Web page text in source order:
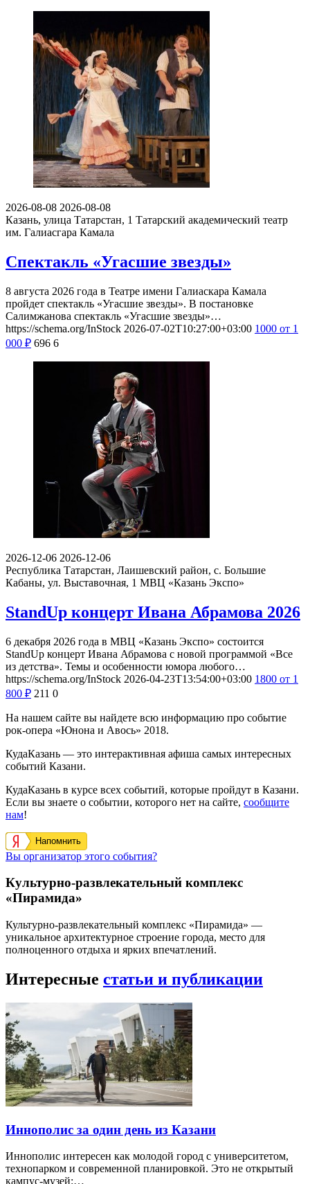
2026-08-08 2026-08-08
Казань, улица Татарстан, 1 Татарский академический театр
им. Галиасгара Камала
Спектакль «Угасшие звезды»
8 августа 2026 года в Театре имени Галиаскара Камала
пройдет спектакль «Угасшие звезды». В постановке
Салимжанова спектакль «Угасшие звезды»…
https://schema.org/InStock 2026-07-02T10:27:00+03:00 1000 от 1
000 ₽ 696 6
2026-12-06 2026-12-06
Республика Татарстан, Лаишевский район, с. Большие
Кабаны, ул. Выставочная, 1 МВЦ «Казань Экспо»
StandUp концерт Ивана Абрамова 2026
6 декабря 2026 года в МВЦ «Казань Экспо» состоится
StandUp концерт Ивана Абрамова с новой программой «Все
из детства». Темы и особенности юмора любого…
https://schema.org/InStock 2026-04-23T13:54:00+03:00 1800 от 1
800 ₽ 211 0
На нашем сайте вы найдете всю информацию про событие
рок-опера «Юнона и Авось» 2018.
КудаКазань — это интерактивная афиша самых интересных
событий Казани.
КудаКазань в курсе всех событий, которые пройдут в Казани.
Если вы знаете о событии, которого нет на сайте, сообщите
нам!
Напомнить
Вы организатор этого события?
Культурно-развлекательный комплекс
«Пирамида»
Культурно-развлекательный комплекс «Пирамида» —
уникальное архитектурное строение города, место для
полноценного отдыха и ярких впечатлений.
Интересные статьи и публикации
Иннополис за один день из Казани
Иннополис интересен как молодой город с университетом,
технопарком и современной планировкой. Это не открытый
кампус-музей:…